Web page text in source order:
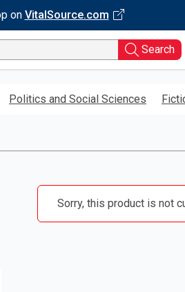
on VitalSource.com
Search
Politics and Social Sciences
Sorry, this product is not